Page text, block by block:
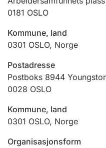
Jeger
Ektepaktrettleiaren
0181 OSLO
Kommune, land
0301 OSLO, Norge
Postadresse
Postboks 8944
0028 OSLO
Kommune, land
0301 OSLO, Norge
Organisasjonsform